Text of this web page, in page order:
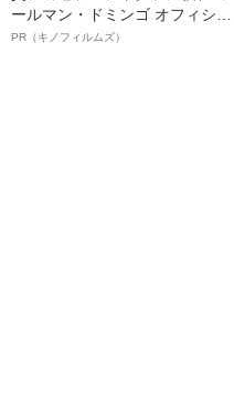
ールマン・ドミンゴ オフィシャ
ルインタビュー“観客を魅了した
PR（キノフィルムズ）